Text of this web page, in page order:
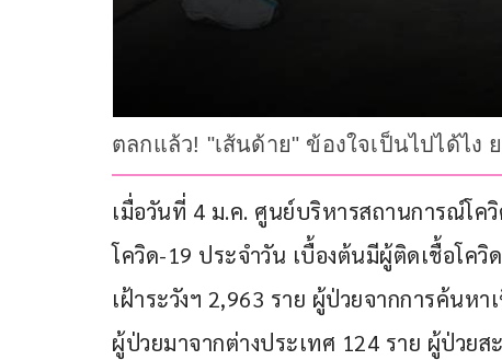
ตลกแล้ว! "เส้นด้าย" ข้องใจเป็นไปได้ไ
เมื่อวันที่ 4 ม.ค. ศูนย์บริหารสถานการณ์โ
โควิด-19 ประจำวัน เบื้องต้นมีผู้ติดเชื้อโค
เฝ้าระวังฯ 2,963 ราย ผู้ป่วยจากการค้นห
ผู้ป่วยมาจากต่างประเทศ 124 ราย ผู้ป่วย